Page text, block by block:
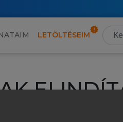
LETÖLTÉSEIM
iskolai azonosítóddal vagy